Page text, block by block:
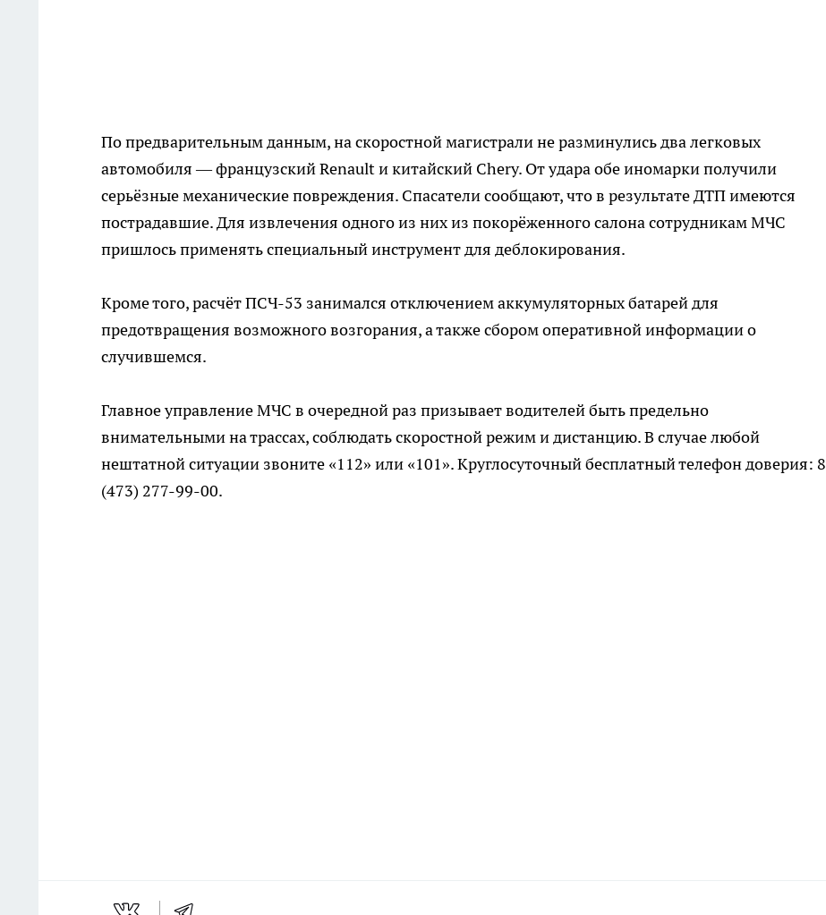
По предварительным данным, на скоростной магистрали не разминулись два легковых
автомобиля — французский Renault и китайский Chery. От удара обе иномарки получили
серьёзные механические повреждения. Спасатели сообщают, что в результате ДТП имеются
пострадавшие. Для извлечения одного из них из покорёженного салона сотрудникам МЧС
пришлось применять специальный инструмент для деблокирования.
Кроме того, расчёт ПСЧ-53 занимался отключением аккумуляторных батарей для
предотвращения возможного возгорания, а также сбором оперативной информации о
случившемся.
Главное управление МЧС в очередной раз призывает водителей быть предельно
внимательными на трассах, соблюдать скоростной режим и дистанцию. В случае любой
нештатной ситуации звоните «112» или «101». Круглосуточный бесплатный телефон доверия: 8
(473) 277-99-00.